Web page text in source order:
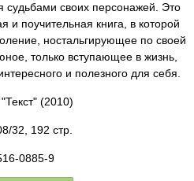
судьбами своих персонажей. Это
и поучительная книга, в которой
ностальгирующее по своей
только вступающее в жизнь,
и полезного для себя.
(2010)
32, 192 стр.
0885-9